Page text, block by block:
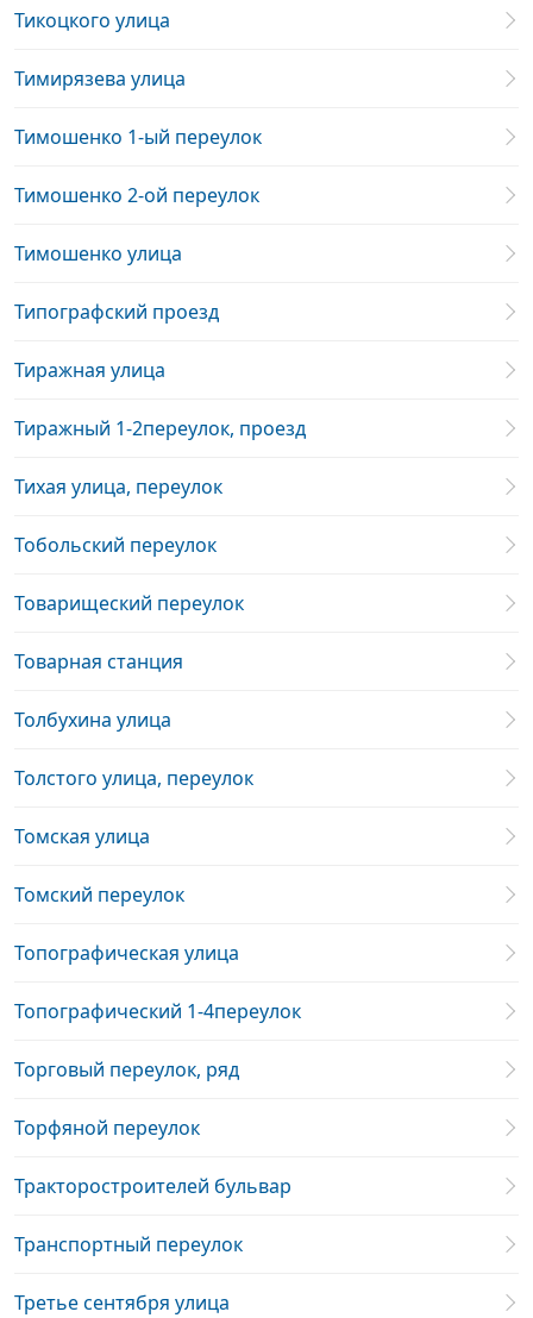
Тикоцкого улица
Тимирязева улица
Тимошенко 1-ый переулок
Тимошенко 2-ой переулок
Тимошенко улица
Типографский проезд
Тиражная улица
Тиражный 1-2переулок, проезд
Тихая улица, переулок
Тобольский переулок
Товарищеский переулок
Товарная станция
Толбухина улица
Толстого улица, переулок
Томская улица
Томский переулок
Топографическая улица
Топографический 1-4переулок
Торговый переулок, ряд
Торфяной переулок
Тракторостроителей бульвар
Транспортный переулок
Третье сентября улица